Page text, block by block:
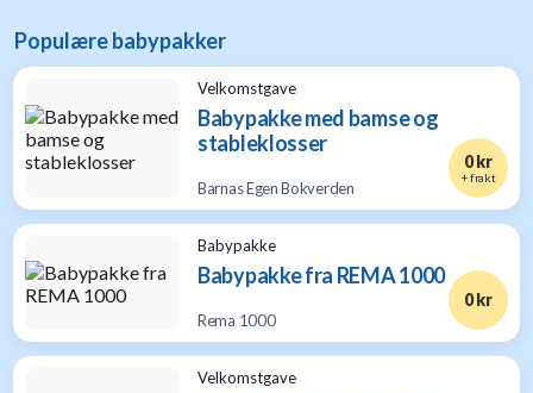
Populære babypakker
Velkomstgave
Babypakke med bamse og
stableklosser
Barnas Egen Bokverden
0 kr
+ frakt
Babypakke
Babypakke fra REMA 1000
Rema 1000
0 kr
Velkomstgave